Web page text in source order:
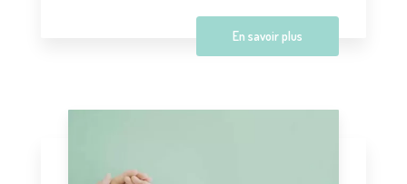
En savoir plus